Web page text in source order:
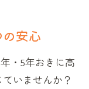
の安心
・5年おきに高
いませんか？